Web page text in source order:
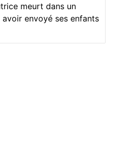
meurt dans un
envoyé ses enfants